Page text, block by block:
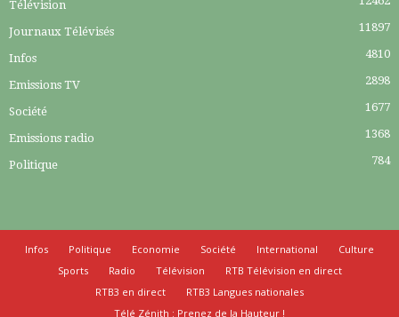
Télévision
Journaux Télévisés 11897
Infos 4810
Emissions TV 2898
Société 1677
Emissions radio 1368
Politique 784
Infos Politique Economie Société International
Culture
Sports
Radio Télévision
RTB Télévision en direct
RTB3 en direct
RTB3 Langues nationales
Télé Zénith : Prenez de la Hauteur !